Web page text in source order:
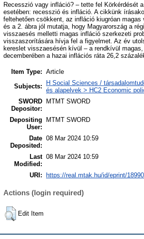
Recesszió vagy infláció? – tette fel Körkérdését
esetében: recesszió és infláció. A cikkünk
feltehetően csökkent, az infláció kiugróan
és a 2. ábra jól mutatja, hogy Magyarország a
visszaesés melletti magas infláció szerkezeti
visszaszorítására hívja fel a figyelmet. Az év
kereslet visszaesésén kívül – a rendkívül
decemberében a hazai inflációs ráta 26,2
Item Type: Article
Subjects:
H Social Sciences /
és alapelvek > HC2 Economic
SWORD
Depositor:
MTMT SWORD
Depositing
User:
MTMT SWORD
Date
Deposited:
08 Mar 2024 10:59
Last
Modified:
08 Mar 2024 10:59
URI: https://real.mtak.hu/id/eprint/
Actions (login required)
Edit Item